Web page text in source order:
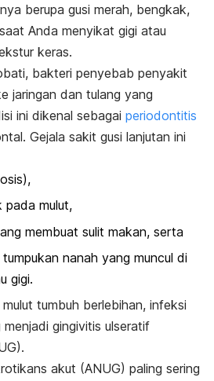
berupa gusi merah, bengkak,
Anda menyikat gigi atau
keras.
bakteri penyebab penyakit
jaringan dan tulang yang
ini dikenal sebagai periodontitis
Gejala sakit gusi lanjutan ini
pada mulut,
membuat sulit makan, serta
nanah yang muncul di
gigi.
tumbuh berlebihan, infeksi
gingivitis ulseratif
akut (ANUG) paling sering